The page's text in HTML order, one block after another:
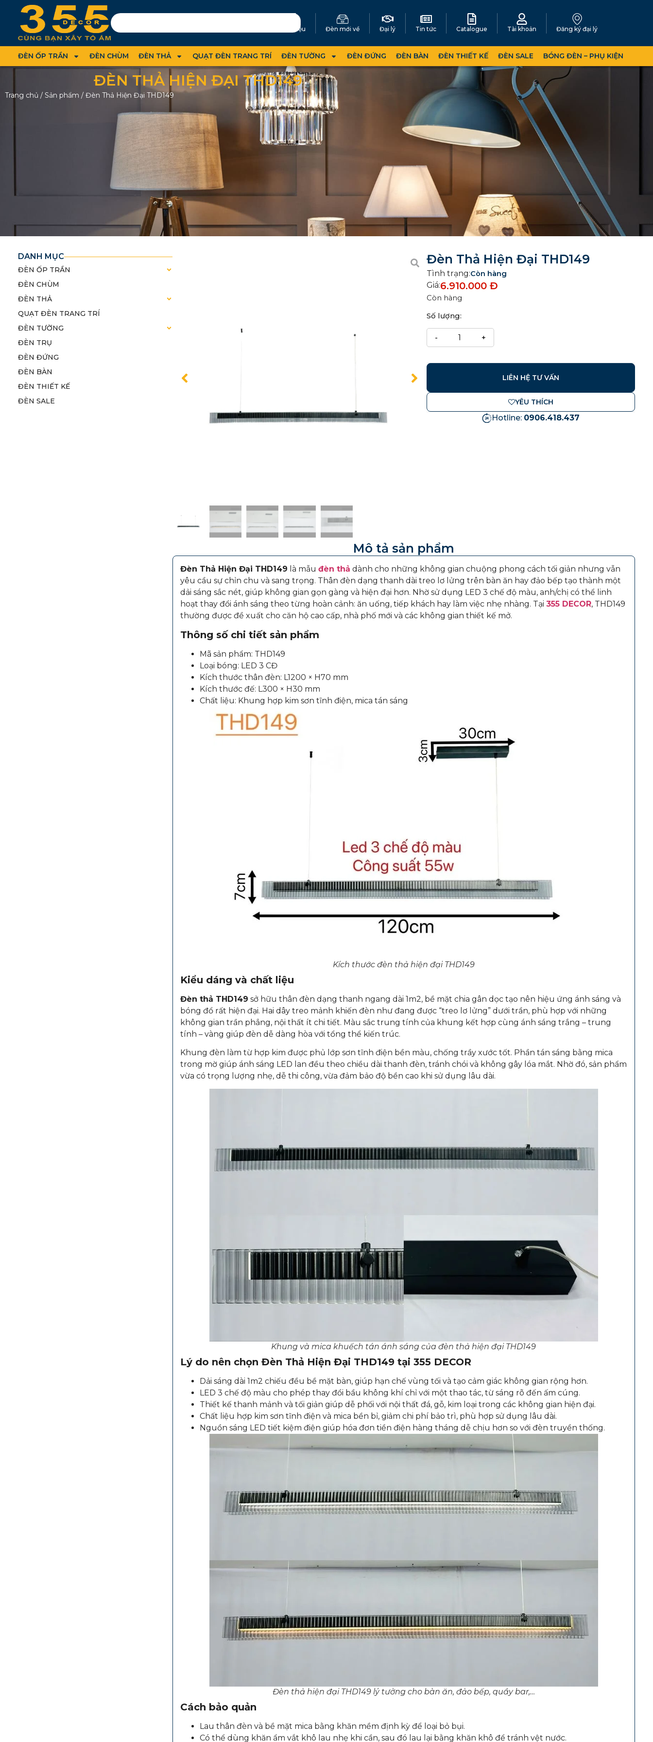
Giới thiệu Đèn mới về Đại lý Tin tức Catalogue Tài khoản Đăng ký đại lý
ĐÈN ỐP TRẦN ĐÈN CHÙM ĐÈN THẢ QUẠT ĐÈN TRANG TRÍ ĐÈN TƯỜNG ĐÈN ĐỨNG ĐÈN BÀN ĐÈN THIẾT KẾ ĐÈN SALE BÓNG ĐÈN – PHỤ KIỆN
ĐÈN THẢ HIỆN ĐẠI THD149
Trang chủ / Sản phẩm / Đèn Thả Hiện Đại THD149
DANH MỤC
ĐÈN ỐP TRẦN
ĐÈN CHÙM
ĐÈN THẢ
QUẠT ĐÈN TRANG TRÍ
ĐÈN TƯỜNG
ĐÈN TRỤ
ĐÈN ĐỨNG
ĐÈN BÀN
ĐÈN THIẾT KẾ
ĐÈN SALE
Đèn Thả Hiện Đại THD149
Tình trạng:Còn hàng
Giá:6.910.000Đ
Còn hàng
Số lượng:
LIÊN HỆ TƯ VẤN
YÊU THÍCH
Hotline: 0906.418.437
Mô tả sản phẩm
Đèn Thả Hiện Đại THD149 là mẫu đèn thả dành cho những không gian chuộng phong cách tối giản nhưng vẫn
yêu cầu sự chỉn chu và sang trọng. Thân đèn dạng thanh dài treo lơ lửng trên bàn ăn hay đảo bếp tạo thành một
dải sáng sắc nét, giúp không gian gọn gàng và hiện đại hơn. Nhờ sử dụng LED 3 chế độ màu, anh/chị có thể linh
hoạt thay đổi ánh sáng theo từng hoàn cảnh: ăn uống, tiếp khách hay làm việc nhẹ nhàng. Tại 355 DECOR, THD149
thường được đề xuất cho căn hộ cao cấp, nhà phố mới và các không gian thiết kế mở.
Thông số chi tiết sản phẩm
Mã sản phẩm: THD149
Loại bóng: LED 3 CĐ
Kích thước thân đèn: L1200 × H70 mm
Kích thước đế: L300 × H30 mm
Chất liệu: Khung hợp kim sơn tĩnh điện, mica tán sáng
Kích thước đèn thả hiện đại THD149
Kiểu dáng và chất liệu
Đèn thả THD149 sở hữu thân đèn dạng thanh ngang dài 1m2, bề mặt chia gân dọc tạo nên hiệu ứng ánh sáng và
bóng đổ rất hiện đại. Hai dây treo mảnh khiến đèn như đang được “treo lơ lửng” dưới trần, phù hợp với những
không gian trần phẳng, nội thất ít chi tiết. Màu sắc trung tính của khung kết hợp cùng ánh sáng trắng – trung
tính – vàng giúp đèn dễ dàng hòa với tổng thể kiến trúc.
Khung đèn làm từ hợp kim được phủ lớp sơn tĩnh điện bền màu, chống trầy xước tốt. Phần tán sáng bằng mica
trong mờ giúp ánh sáng LED lan đều theo chiều dài thanh đèn, tránh chói và không gây lóa mắt. Nhờ đó, sản phẩm
vừa có trọng lượng nhẹ, dễ thi công, vừa đảm bảo độ bền cao khi sử dụng lâu dài.
Khung và mica khuếch tán ánh sáng của đèn thả hiện đại THD149
Lý do nên chọn Đèn Thả Hiện Đại THD149 tại 355 DECOR
Dải sáng dài 1m2 chiếu đều bề mặt bàn, giúp hạn chế vùng tối và tạo cảm giác không gian rộng hơn.
LED 3 chế độ màu cho phép thay đổi bầu không khí chỉ với một thao tác, từ sáng rõ đến ấm cúng.
Thiết kế thanh mảnh và tối giản giúp dễ phối với nội thất đá, gỗ, kim loại trong các không gian hiện đại.
Chất liệu hợp kim sơn tĩnh điện và mica bền bỉ, giảm chi phí bảo trì, phù hợp sử dụng lâu dài.
Nguồn sáng LED tiết kiệm điện giúp hóa đơn tiền điện hàng tháng dễ chịu hơn so với đèn truyền thống.
Đèn thả hiện đại THD149 lý tưởng cho bàn ăn, đảo bếp, quầy bar,…
Cách bảo quản
Lau thân đèn và bề mặt mica bằng khăn mềm định kỳ để loại bỏ bụi.
Có thể dùng khăn ẩm vắt khô lau nhẹ khi cần, sau đó lau lại bằng khăn khô để tránh vệt nước.